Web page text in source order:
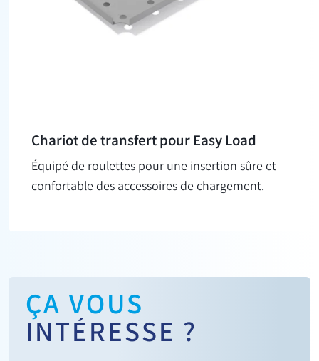
Chariot de transfert pour Easy Load
Équipé de roulettes pour une insertion sûre et
confortable des accessoires de chargement.
ÇA VOUS
INTÉRESSE ?